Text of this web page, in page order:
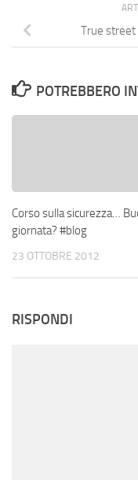
True
POTREBBERO
Corso sulla sicurezza…
giornata? #blog
23 OTTOBRE 2012
RISPONDI